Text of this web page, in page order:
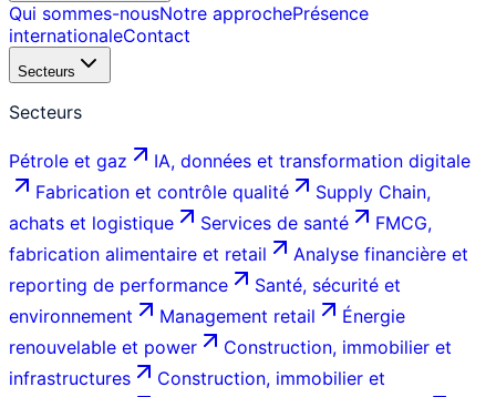
Qui sommes-nousNotre approchePrésence
internationaleContact
Secteurs
Secteurs
Pétrole et gaz
IA, données et transformation digitale
Fabrication et contrôle qualité
Supply Chain,
achats et logistique
Services de santé
FMCG,
fabrication alimentaire et retail
Analyse financière et
reporting de performance
Santé, sécurité et
environnement
Management retail
Énergie
renouvelable et power
Construction, immobilier et
infrastructures
Construction, immobilier et